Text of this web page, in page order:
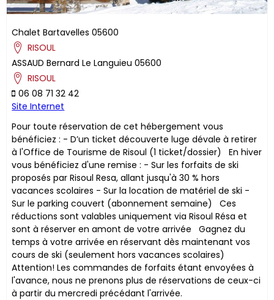
Chalet Bartavelles 05600
RISOUL
ASSAUD Bernard Le Languieu 05600
RISOUL
06 08 71 32 42
Site Internet
Pour toute réservation de cet hébergement vous
bénéficiez : - D’un ticket découverte luge dévale à retirer
à l'Office de Tourisme de Risoul (1 ticket/dossier) En hiver
vous bénéficiez d'une remise : - Sur les forfaits de ski
proposés par Risoul Resa, allant jusqu'à 30 % hors
vacances scolaires - Sur la location de matériel de ski -
Sur le parking couvert (abonnement semaine) ​Ces
réductions sont valables uniquement via Risoul Résa et
sont à réserver en amont de votre arrivée Gagnez du
temps à votre arrivée en réservant dès maintenant vos
cours de ski (seulement hors vacances scolaires)
Attention! Les commandes de forfaits étant envoyées à
l'avance, nous ne prenons plus de réservations de ceux-ci
à partir du mercredi précédant l'arrivée.